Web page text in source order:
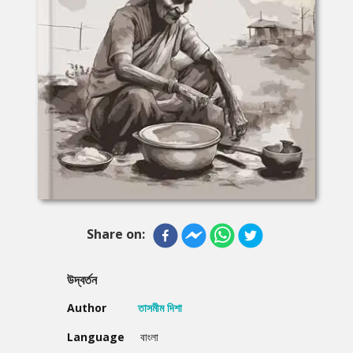
Share on:
উদ্বর্তন
Author
তাসমীম দিশা
Language
বাংলা